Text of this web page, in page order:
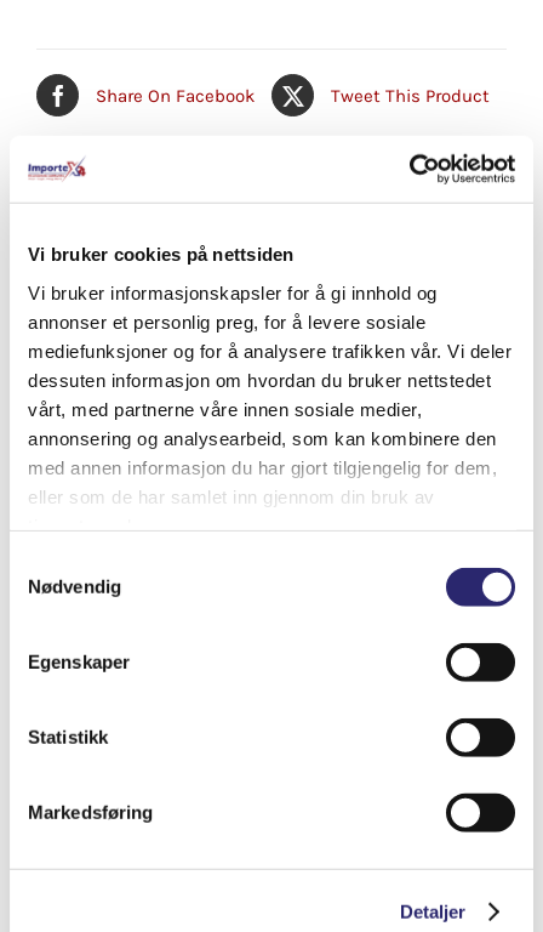
Vi bruker cookies på nettsiden
Vi bruker informasjonskapsler for å gi innhold og
annonser et personlig preg, for å levere sosiale
mediefunksjoner og for å analysere trafikken vår. Vi deler
dessuten informasjon om hvordan du bruker nettstedet
vårt, med partnerne våre innen sosiale medier,
annonsering og analysearbeid, som kan kombinere den
med annen informasjon du har gjort tilgjengelig for dem,
eller som de har samlet inn gjennom din bruk av
Nødvendig
Egenskaper
Statistikk
Markedsføring
Detaljer
Share On Facebook Tweet This Product
Email This Product
Relaterte produkter
Varenummer: els-5200-8277
Detaljer